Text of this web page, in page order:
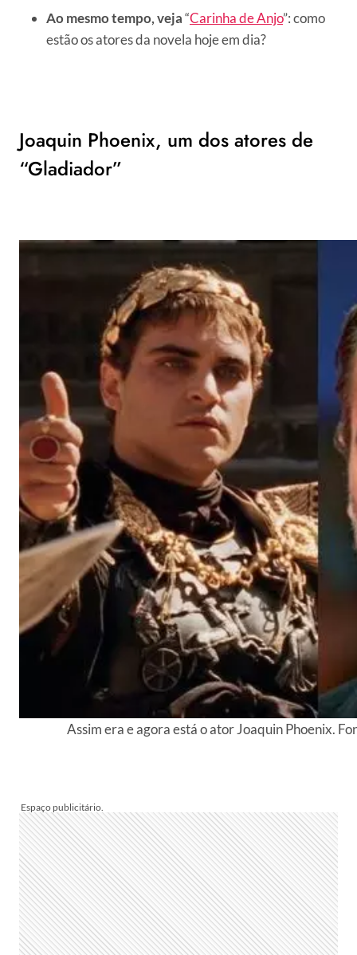
Ao mesmo tempo, veja“Carinha de Anjo”: como
estão os atores da novela hoje em dia?
Joaquin Phoenix, um dos atores de
“Gladiador”
Assim era e agora está o ator Joaquin Phoenix.